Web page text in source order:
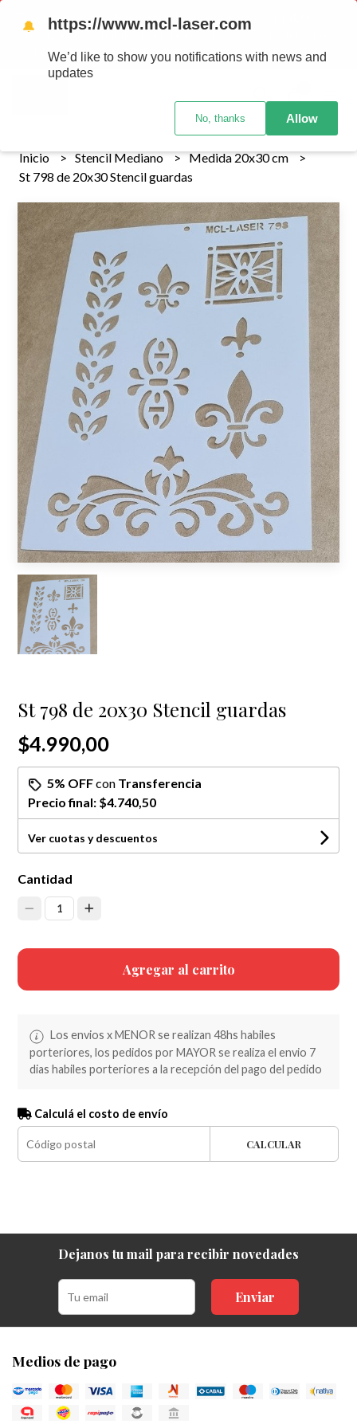
Tenemos envios a todo el pais!........ Los envios Por MENOR se
realizan 48 hs habiles porteriores al pago , los pedidos por
MAYOR se envian 7 dias posteriores al pago del pedido
Inicio Stencil Mediano
Medida 20x30 cm
St 798 de 20x30 Stencil guardas
St 798 de 20x30 Stencil guardas
$4.990,00
5% OFFcon Transferencia
Precio final: $4.740,50
Ver cuotas y descuentos
Cantidad
1
Agregar al carrito
Los envios x MENOR se realizan 48hs habiles
porteriores, los pedidos por MAYOR se realiza el envio 7
dias habiles porteriores a la recepción del pago del pedido
Calculá el costo de envío
CALCULAR
Dejanos tu mail para recibir novedades
Enviar
Medios de pago
🔔 https://www.mcl-laser.com
We’d like to show you notifications with news and
updates
No, thanks Allow